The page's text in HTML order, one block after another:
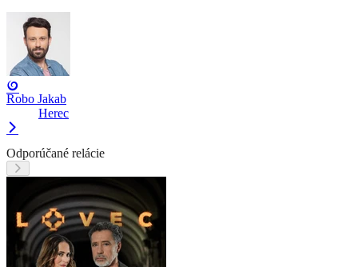
Robo Jakab
Herec
Odporúčané relácie